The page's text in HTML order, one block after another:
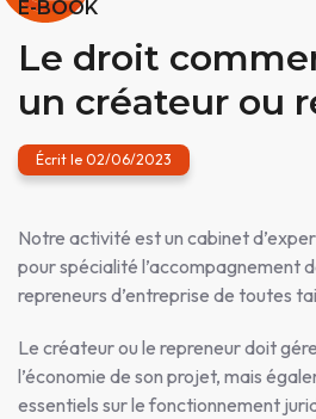
E-BOOK
Le droit
un créateur ou
Écrit le 02/06/2023
Notre activité est un cabinet
pour spécialité l’accompagnement
repreneurs d’entreprise de toutes
Le créateur ou le repreneur doit
l’économie de son projet, mais
essentiels sur le fonctionnement